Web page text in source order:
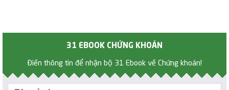
31 EBOOK CHỨNG KHOÁN
Điền thông tin để nhận bộ 31 Ebook về Chứng khoán!